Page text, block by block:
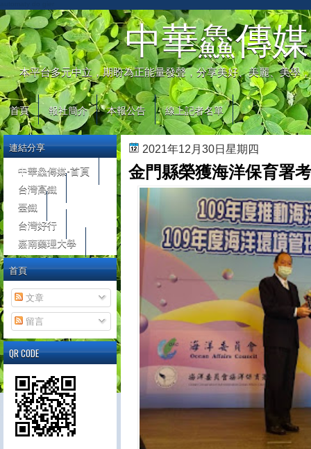
中華鱻傳媒
本平台多元中立，期盼為正能量發聲，分享美好、美麗、美學
首頁 報社簡介 本報公告 線上記者名單
2021年12月30日星期四
金門縣榮獲海洋保育署
連結分享
中華鱻傳媒-首頁
台灣高鐵
臺鐵
台灣好行
嘉南藥理大學
首頁
文章
留言
QR CODE